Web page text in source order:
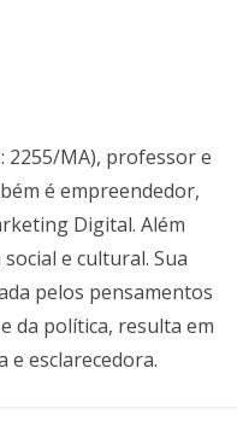
2255/MA), professor e
é empreendedor,
Digital. Além
e cultural. Sua
pelos pensamentos
da política, resulta em
e esclarecedora.